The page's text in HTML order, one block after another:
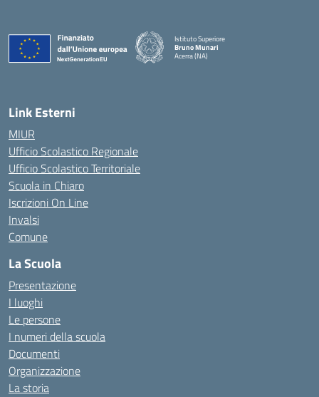
Istituto Superiore
Bruno Munari
Acerra (NA)
Link Esterni
MIUR
Ufficio Scolastico Regionale
Ufficio Scolastico Territoriale
Scuola in Chiaro
Iscrizioni On Line
Invalsi
Comune
La Scuola
Presentazione
I luoghi
Le persone
I numeri della scuola
Documenti
Organizzazione
La storia